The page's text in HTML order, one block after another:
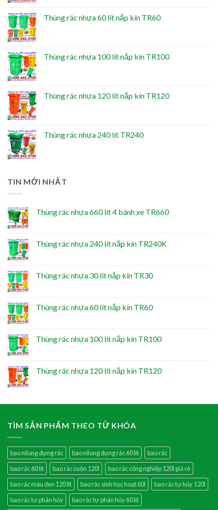
Thùng rác nhựa 60 lít nắp kín TR60
Thùng rác nhựa 100 lít nắp kín TR100
Thùng rác nhựa 120 lít nắp kín TR120
Thùng rác nhựa 240 lít TR240
TIN MỚI NHẤT
Thùng rác nhựa 660 lít 4 bánh xe TR660
Thùng rác nhựa 240 lít nắp kín TR240K
Thùng rác nhựa 30 lít nắp kín TR30
Thùng rác nhựa 60 lít nắp kín TR60
Thùng rác nhựa 100 lít nắp kín TR100
Thùng rác nhựa 120 lít nắp kín TR120
TÌM SẢN PHẨM THEO TỪ KHÓA
bao nilong đựng rác bao nilong đựng rác 60 lít
bao rác
bao rác 60 lít
bao rác cuộn 120l
bao rác công nghiệp 120l giá rẻ
bao rác màu đen 120 lít
bao rác sinh học hoạt 60l
bao rác tự hủy 120l
bao rác tự phân hủy
bao rác tự phân hủy 60 lít